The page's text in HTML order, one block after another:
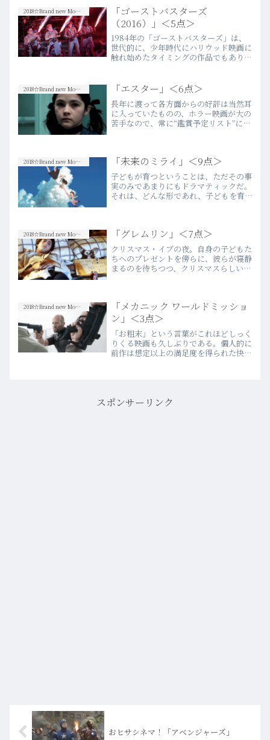
は、“THE 娯楽活劇”のトップランナー
であることは間違いないだろう…more
2018☆Brand new Movies
「ゴーストバスターズ
（2016）」＜5点＞
1984年の「ゴーストバスターズ」は、
世代的に、少年時代にハリウッド映画に
触れ始めたタイミングの作品でもあり、
レベルで植え付けられた映画とも言
え、ある意味娯楽映画の“基…more
2018☆Brand new Movies 「エスター」＜6点＞
長年に渡って各方面からの好評は当然耳
に入っていたものの、ホラー映画が大の
苦手なので、常に“鑑賞予定リスト”に入
演出と、卓越した画作り…more
2018☆Brand new Movies 「未来のミライ」＜9点＞
子どもが育つということは、ただその事
実のみであまりにもドラマティックだ。
それは、どんな形であれ、子どもを育
であるからこそ、映画表現と…more
2018☆Brand new Movies 「グレムリン」＜7点＞
クリスマス・イブの夜。自身の子どもた
ちへのプレゼントを傍らに、彼らが寝静
まるのを待ちつつ、クリスマスらしい映
たけれど、鑑賞自体は初…more
2018☆Brand new Movies
「メカニック ワールドミッショ
ン」＜3点＞
「お粗末」という言葉がこれほどしっく
りくる映画も久しぶりである。個人的に
前作は想定以上の満足度を得られた快作
スポンサーリンク
おヒサシネマ！「アベンジャーズ」